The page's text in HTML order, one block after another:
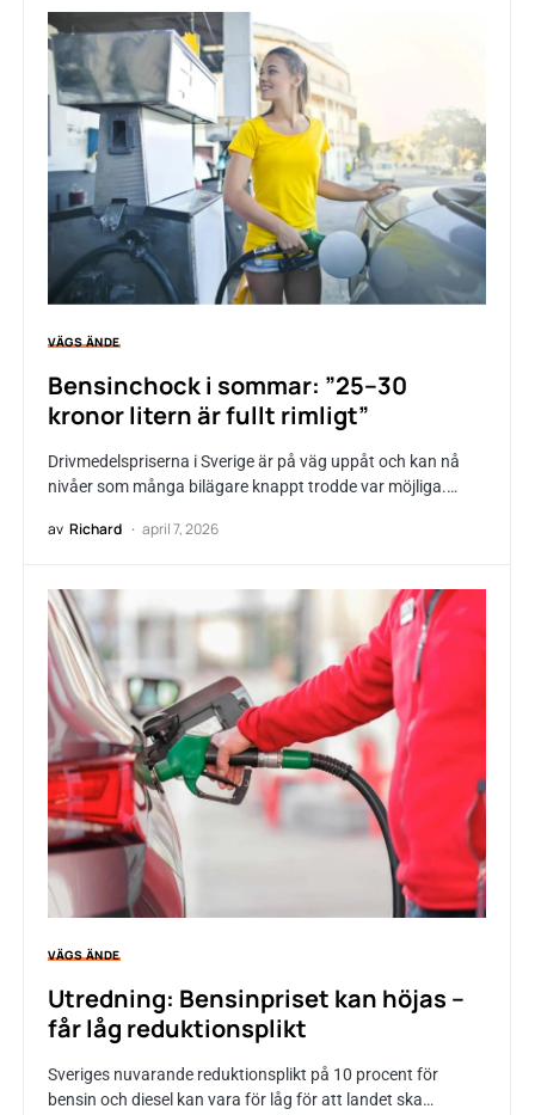
VÄGS ÄNDE
Bensinchock i sommar: ”25–30
kronor litern är fullt rimligt”
Drivmedelspriserna i Sverige är på väg uppåt och kan nå
nivåer som många bilägare knappt trodde var möjliga.…
av Richard april 7, 2026
VÄGS ÄNDE
Utredning: Bensinpriset kan höjas –
får låg reduktionsplikt
Sveriges nuvarande reduktionsplikt på 10 procent för
bensin och diesel kan vara för låg för att landet ska…